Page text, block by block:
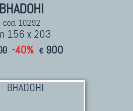
BHADOHI
cod. 10292
156 x 203
-40% € 900